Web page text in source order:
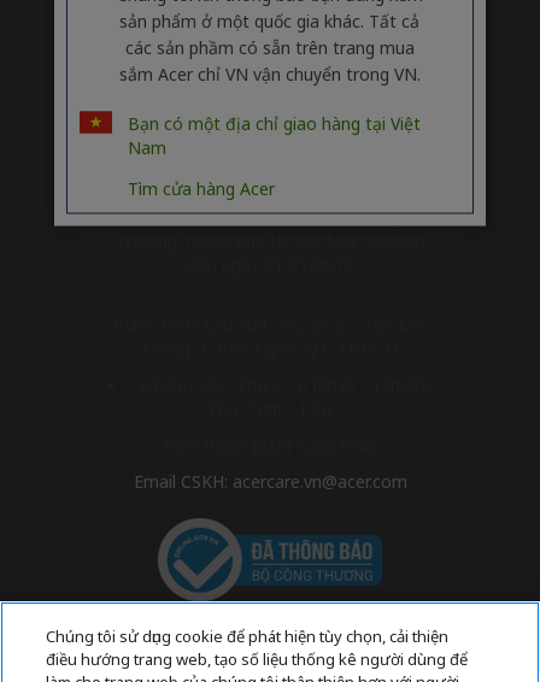
n
Giấy chứng nhận đăng ký doanh nghiệp
số 0301883398 do Sở Kế hoạch và Đầu
ngày 23/05/2008
Giấy phép kinh doanh số
0301883398/KD-0301 do Sở Công
Email CSKH: acercare.vn@acer.com
sản phẩm ở một quốc gia khác. Tất cả
các sản phầm có sẵn trên trang mua
sắm Acer chỉ VN vận chuyển trong VN.
Bạn có một địa chỉ giao hàng tại Việt
Nam
Tìm cửa hàng Acer
Chúng tôi sử dụng cookie để phát hiện tùy chọn, cải thiện
điều hướng trang web, tạo số liệu thống kê người dùng để